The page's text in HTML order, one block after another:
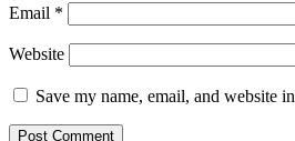
Email *
Website
Save my name, email, and website